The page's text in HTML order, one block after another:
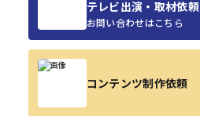
テレビ出演・取材依頼
お問い合わせはこちら
コンテンツ制作依頼